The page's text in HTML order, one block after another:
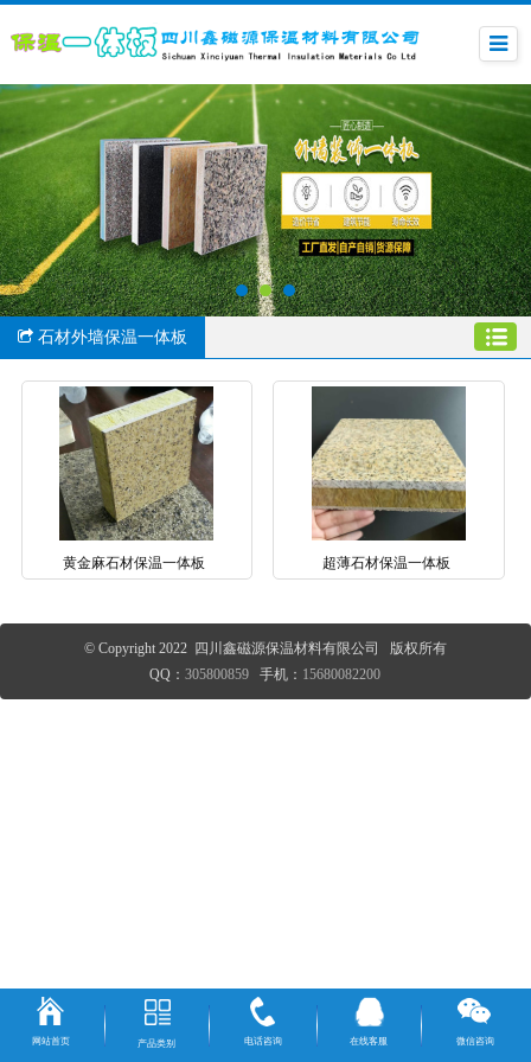
石材外墙保温一体板
黄金麻石材保温一体板 超薄石材保温一体板
© Copyright 2022 四川鑫磁源保温材料有限公司 版权所有
QQ：305800859 手机： 15680082200
网站首页 产品类别 电话咨询 在线客服 微信咨询